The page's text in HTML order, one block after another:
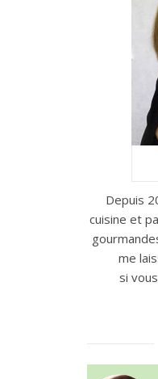
Depuis
cuisine et
me
si